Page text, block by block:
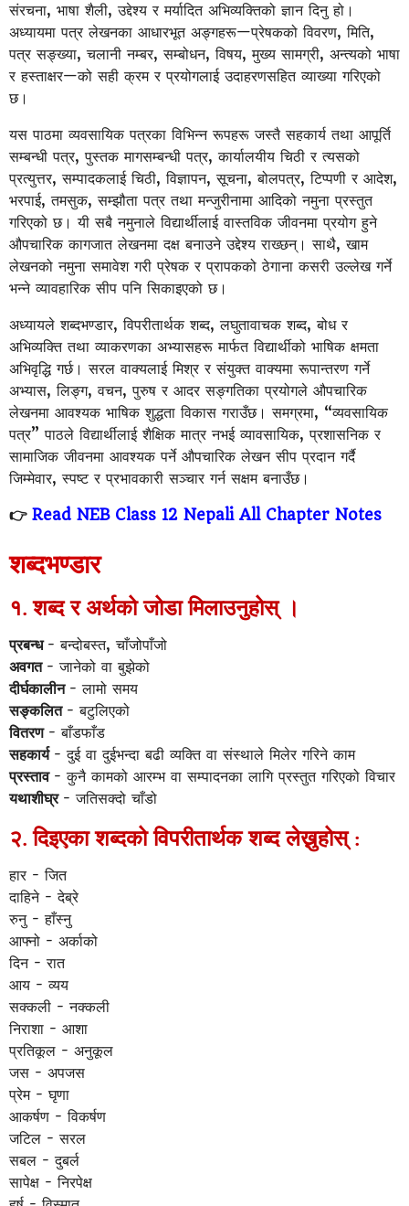
संरचना, भाषा शैली, उद्देश्य र मर्यादित अभिव्यक्तिको ज्ञान दिनु हो।
अध्यायमा पत्र लेखनका आधारभूत अङ्गहरू—प्रेषकको विवरण, मिति,
पत्र सङ्ख्या, चलानी नम्बर, सम्बोधन, विषय, मुख्य सामग्री, अन्त्यको भाषा
र हस्ताक्षर—को सही क्रम र प्रयोगलाई उदाहरणसहित व्याख्या गरिएको
छ।
यस पाठमा व्यवसायिक पत्रका विभिन्न रूपहरू जस्तै सहकार्य तथा आपूर्ति
सम्बन्धी पत्र, पुस्तक मागसम्बन्धी पत्र, कार्यालयीय चिठी र त्यसको
प्रत्युत्तर, सम्पादकलाई चिठी, विज्ञापन, सूचना, बोलपत्र, टिप्पणी र आदेश,
भरपाई, तमसुक, सम्झौता पत्र तथा मन्जुरीनामा आदिको नमुना प्रस्तुत
गरिएको छ। यी सबै नमुनाले विद्यार्थीलाई वास्तविक जीवनमा प्रयोग हुने
औपचारिक कागजात लेखनमा दक्ष बनाउने उद्देश्य राख्छन्। साथै, खाम
लेखनको नमुना समावेश गरी प्रेषक र प्रापकको ठेगाना कसरी उल्लेख गर्ने
भन्ने व्यावहारिक सीप पनि सिकाइएको छ।
अध्यायले शब्दभण्डार, विपरीतार्थक शब्द, लघुतावाचक शब्द, बोध र
अभिव्यक्ति तथा व्याकरणका अभ्यासहरू मार्फत विद्यार्थीको भाषिक क्षमता
अभिवृद्धि गर्छ। सरल वाक्यलाई मिश्र र संयुक्त वाक्यमा रूपान्तरण गर्ने
अभ्यास, लिङ्ग, वचन, पुरुष र आदर सङ्गतिका प्रयोगले औपचारिक
लेखनमा आवश्यक भाषिक शुद्धता विकास गराउँछ। समग्रमा, “व्यवसायिक
पत्र” पाठले विद्यार्थीलाई शैक्षिक मात्र नभई व्यावसायिक, प्रशासनिक र
सामाजिक जीवनमा आवश्यक पर्ने औपचारिक लेखन सीप प्रदान गर्दै
जिम्मेवार, स्पष्ट र प्रभावकारी सञ्चार गर्न सक्षम बनाउँछ।
👉 Read NEB Class 12 Nepali All Chapter Notes
शब्दभण्डार
१. शब्द र अर्थको जोडा मिलाउनुहोस् ।
प्रबन्ध- बन्दोबस्त, चाँजोपाँजो
अवगत- जानेको वा बुझेको
दीर्घकालीन- लामो समय
सङ्कलित- बटुलिएको
वितरण- बाँडफाँड
सहकार्य- दुई वा दुईभन्दा बढी व्यक्ति वा संस्थाले मिलेर गरिने काम
प्रस्ताव- कुनै कामको आरम्भ वा सम्पादनका लागि प्रस्तुत गरिएको विचार
यथाशीघ्र- जतिसक्दो चाँडो
२. दिइएका शब्दको विपरीतार्थक शब्द लेख्नुहोस् :
हार - जित
दाहिने - देब्रे
रुनु - हाँस्नु
आफ्नो - अर्काको
दिन - रात
आय - व्यय
सक्कली - नक्कली
निराशा - आशा
प्रतिकूल - अनुकूल
जस - अपजस
प्रेम - घृणा
आकर्षण - विकर्षण
जटिल - सरल
सबल - दुबर्ल
सापेक्ष - निरपेक्ष